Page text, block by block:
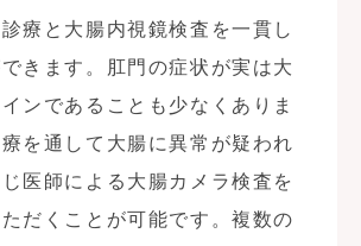
療と大腸内視鏡検査を一貫し
きます。肛門の症状が実は大
ンであることも少なくありま
を通して大腸に異常が疑われ
医師による大腸カメラ検査を
だくことが可能です。複数の